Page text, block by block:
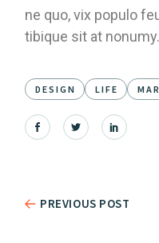
ne quo, vix populo
tibique sit at nonumy.
DESIGN LIFE
PREVIOUS POST